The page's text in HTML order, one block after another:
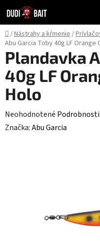
na
obsah
Domov
/Nástrahy a kŕmenie/
Abu Garcia Toby 40g LF Orange
Plandavka
40g LF
Holo
Priemerné
hodnotenie
Neohodnotené
Značka:Abu Garcia